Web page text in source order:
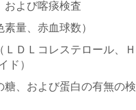
および喀痰検査
量、赤血球数）
ＬＤＬコレステロール、
ド）
糖、および蛋白の有無の検